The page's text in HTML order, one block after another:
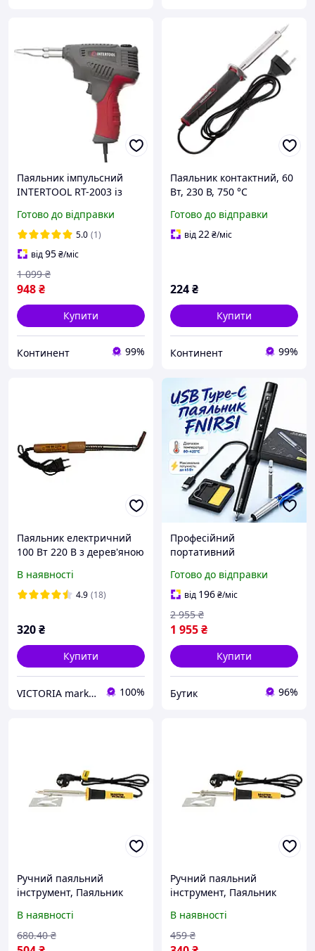
Паяльник імпульсний
INTERTOOL RT-2003 із
230 В, 3 режими,
комплект насадок
Готово до відправки
5.0 (1)
від95₴/міс
948₴
1 099 ₴
Купити
Континент 99%
Паяльник контактний, 60
Вт, 230 В, 750 °С
Готово до відправки
від22₴/міс
224₴
Купити
Континент 99%
Паяльник електричний
100 Вт 220 В з дерев'яною
Україна Запоріжжя
В наявності
4.9 (18)
320₴
Купити
VICTORIA market 100%
Професійний
портативний
низьким
енергоспоживанням,
Мобільні ручні
паяльники з цифровим
льоддисплеєм
Готово до відправки
від 196₴/міс
1 955₴
2 955 ₴
Купити
Бутик 96%
Ручний паяльний
інструмент, Паяльник
MASTERTOOL 100 Вт
220V/50Hz 450°С 44-0010,
В наявності
680.40 ₴
Ручний паяльний
інструмент, Паяльник
MASTERTOOL 40 Вт
220V/50Hz 300°С 44-0007,
В наявності
459 ₴